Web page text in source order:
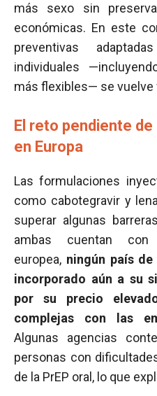
más sexo sin
económicas. En este
preventivas
individuales
más flexibles— se vuelve
El reto pendiente
en Europa
Las formulaciones
como cabotegravir y
superar algunas
ambas cuentan con
europea, ningún país
incorporado aún a su
por su precio
complejas con las
Algunas agencias
personas con
de la PrEP oral, lo que